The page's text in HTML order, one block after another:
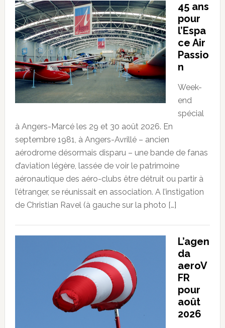
45 ans
pour
l’Espa
ce Air
Passio
n
Week-
end
spécial
à Angers-Marcé les 29 et 30 août 2026. En
septembre 1981, à Angers-Avrillé – ancien
aérodrome désormais disparu – une bande de fanas
d’aviation légère, lassée de voir le patrimoine
aéronautique des aéro-clubs être détruit ou partir à
l’étranger, se réunissait en association. A l’instigation
de Christian Ravel (à gauche sur la photo […]
L’agen
da
aeroV
FR
pour
août
2026